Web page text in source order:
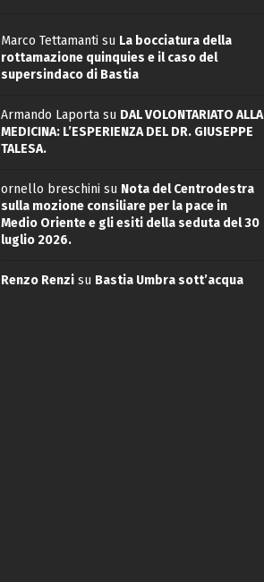
Marco Tettamanti su La bocciatura della
rottamazione quinquies e il caso del
supersindaco di Bastia
Armando Laportasu DAL VOLONTARIATO ALLA
MEDICINA: L’ESPERIENZA DEL DR. GIUSEPPE
TALESA.
ornello breschini su Nota del Centrodestra
sulla mozione consiliare per la pace in
Medio Oriente e gli esiti della seduta del 30
luglio 2026.
Renzo Renzisu Bastia Umbra sott’acqua